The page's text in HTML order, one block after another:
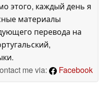
этого, каждый день я
материалы
перевода на
me via:
Facebook